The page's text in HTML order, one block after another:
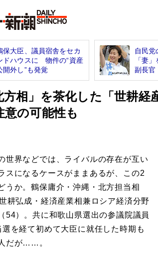
保大臣、議員宿舎をセカ
ドハウスに 物件の“資産
開外し”も発覚
自民党
「妻
副長官
方相」を茶化した「世耕
意の可能性も
世界などでは、ライバルの存在が互い
スになるケースがままあるが、この2
うか。鶴保庸介・沖縄・北方担当相
耕弘成・経済産業相兼ロシア経済分野
54）。共に和歌山県選出の参議院議員
を経て初めて大臣に就任した時期も
だが……。